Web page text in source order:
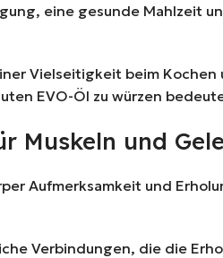
eine gesunde Mahlzeit
Vielseitigkeit beim
EVO-Öl zu würzen
Muskeln und
Aufmerksamkeit und
Verbindungen, die die